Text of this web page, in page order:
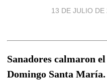
13 DE JULIO
Sanadores calmaron
Domingo Santa María.